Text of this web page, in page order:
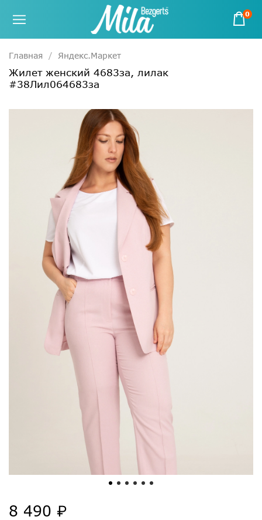
0
Главная Яндекс.Маркет
Жилет женский 4683за, лилак
#38Лил064683за
8 490 ₽